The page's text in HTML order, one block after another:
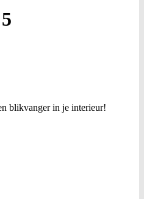
blikvanger in je interieur!